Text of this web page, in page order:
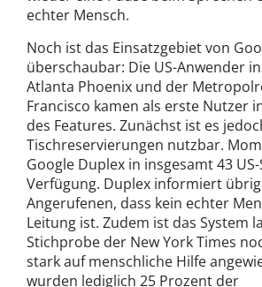
echter Mensch.
Noch ist das Einsatzgebiet von
überschaubar: Die US-Anwender
Atlanta Phoenix und der
Francisco kamen als erste Nutzer
des Features. Zunächst ist es
Tischreservierungen nutzbar.
Google Duplex in insgesamt 43
Verfügung. Duplex informiert
Angerufenen, dass kein echter
Leitung ist. Zudem ist das System
Stichprobe der New York Times
stark auf menschliche Hilfe
wurden lediglich 25 Prozent der